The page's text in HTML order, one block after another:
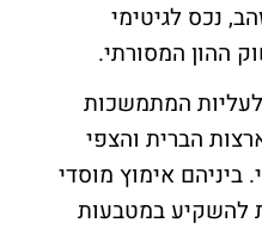
נכס לגיטימי
ההון המסורתי.
המתמשכות
הברית והצפי
ביניהם אימוץ מוסדי
להשקיע במטבעות